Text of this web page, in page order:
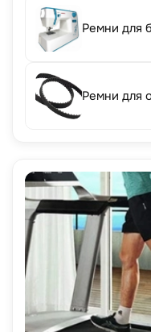
Ремни для
Ремни для